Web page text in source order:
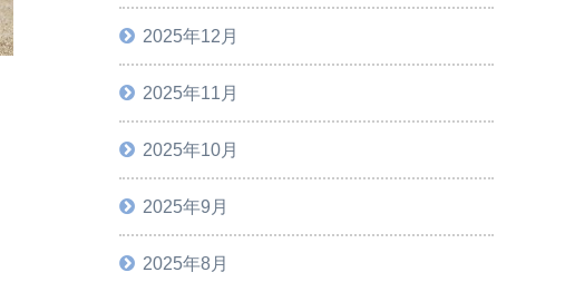
2025年12月
2025年11月
2025年10月
2025年9月
2025年8月